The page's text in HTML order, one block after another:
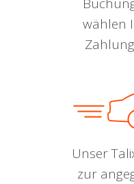
wählen
Unser
zur